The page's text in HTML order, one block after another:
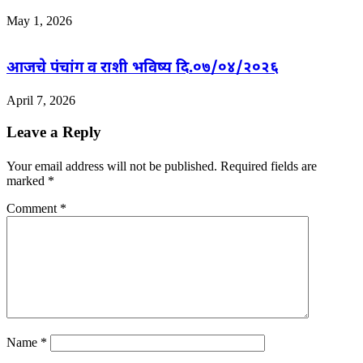
May 1, 2026
आजचे पंचांग व राशी भविष्य दि.०७/०४/२०२६
April 7, 2026
Leave a Reply
Your email address will not be published. Required fields are
marked *
Comment *
Name *